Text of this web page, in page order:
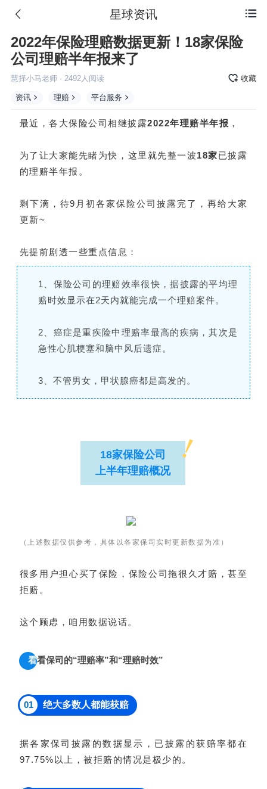
 星球资讯
2022年保险理赔数据更新！18家保险
公司理赔半年报来了
慧择小马老师· 2492人阅读 收藏
资讯 理赔 平台服务
最近，各大保险公司相继披露2022年理赔半年报 ，
为了让大家能先睹为快，这里就先整一波18家已披露
的理赔半年报。
剩下滴，待9月初各家保险公司披露完了，再给大家
更新~
先提前剧透一些重点信息：
1、保险公司的理赔效率很快，据披露的平均理
赔时效显示在2天内就能完成一个理赔案件。
2、癌症是重疾险中理赔率最高的疾病，其次是
急性心肌梗塞和脑中风后遗症。
3、不管男女，甲状腺癌都是高发的。
18家保险公司
上半年理赔概况
（上述数据仅供参考，具体以各家保司实时更新数据为准）
很多用户担心买了保险，保险公司拖很久才赔，甚至
拒赔。
这个顾虑，咱用数据说话。
看看保司的“理赔率”和“理赔时效”
01 绝大多数人都能获赔
据各家保司披露的数据显示，已披露的获赔率都在
97.75%以上，被拒赔的情况是极少的。